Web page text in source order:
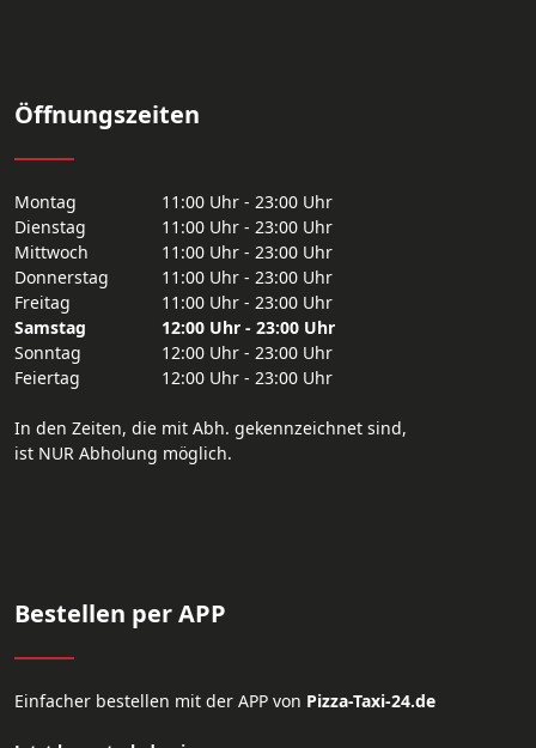
Öffnungszeiten
Montag
11:00 Uhr - 23:00 Uhr
Dienstag
11:00 Uhr - 23:00 Uhr
Mittwoch
11:00 Uhr - 23:00 Uhr
Donnerstag
11:00 Uhr - 23:00 Uhr
Freitag
11:00 Uhr - 23:00 Uhr
Samstag
12:00 Uhr - 23:00 Uhr
Sonntag
12:00 Uhr - 23:00 Uhr
Feiertag
12:00 Uhr - 23:00 Uhr
In den Zeiten, die mit Abh. gekennzeichnet sind,
ist NUR Abholung möglich.
Bestellen per APP
Einfacher bestellen mit der APP von Pizza-Taxi-24.de